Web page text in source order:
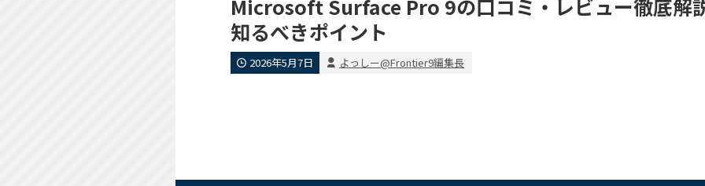
Microsoft Surface Pro 9の口コミ・レビュー徹底解
知るべきポイント
2026年5月7日 よっしー@Frontier9編集長